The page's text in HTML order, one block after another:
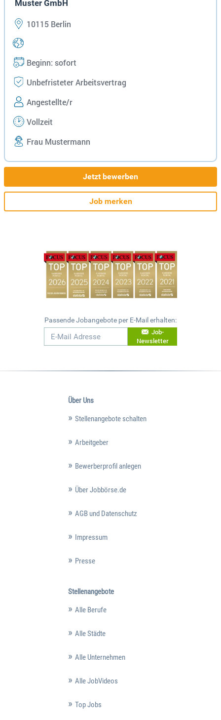
Muster GmbH
10115 Berlin
Beginn: sofort
Unbefristeter Arbeitsvertrag
Angestellte/r
Vollzeit
Frau Mustermann
Jetzt bewerben
Job merken
Passende Jobangebote per E-Mail erhalten:
Job-
Newsletter
Über Uns
Stellenangebote schalten
Arbeitgeber
Bewerberprofil anlegen
Über Jobbörse.de
AGB und Datenschutz
Impressum
Presse
Stellenangebote
Alle Berufe
Alle Städte
Alle Unternehmen
Alle JobVideos
Top Jobs